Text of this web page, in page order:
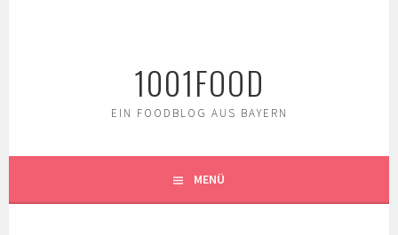
1001FOOD
EIN FOODBLOG AUS BAYERN
MENÜ